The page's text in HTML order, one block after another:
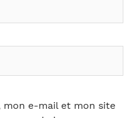
mon e-mail et mon site